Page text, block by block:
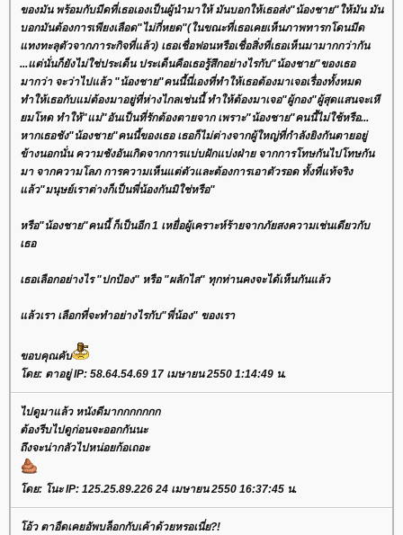
ของมัน พร้อมกับมีดที่เธอเองเป็นผู้นำมาให้ มันบอกให้เธอส่ง"น้องชาย"ให้มัน มัน
บอกมันต้องการเพียงเลือด"ไม่กี่หยด"(ในขณะที่เธอเคยเห็นภาพทารกโดนมีด
ทงทะลุตัวจากภาระกิจที่แล้ว) เธอเชื่อฟอนหรือเชื่อสิ่งที่เธอเห็นมามากกว่ากัน
...แต่นั่นก็ยังไม่ใช่ประเด็น ประเด็นคือเธอรู้สึกอย่างไรกับ"น้องชาย"ของเธอ
มากว่า จะว่าไปแล้ว "น้องชาย"คนนี้นี่เองที่ทำให้เธอต้องมาเจอเรื่องทั้งหมด
ทำให้เธอกับแม่ต้องมาอยู่ที่ห่างไกลเช่นนี้ ทำให้ต้องมาเจอ"ผู้กอง"ผู้สุดแสนจะเหี
มโหด ทำให้"แม่"อันเป็นที่รักต้องตายจาก เพราะ"น้องชาย"คนนี้ไม่ใช้หรือ...
หากเธอชัง"น้องชาย"คนนี้ของเธอ เธอก็ไม่ต่างจากผู้ใหญ่ที่กำลังยิงกันตายอยู่
ข้างนอกนั่น ความชังอันเกิดจากการแบ่บฝักแบ่งฝ่าย จากการโทษกันไปโทษกัน
มา จากความโลภ การความเห็นแต่ตัวและต้องการเอาตัวรอด ทั้งที่แท้จริง
ล้ว"มนุษย์เราต่างก็เป็นพี่น้องกันมิใช่หรือ"
หรือ"น้องชาย"คนนี้ ก็เป็นอีก 1 เหยื่อผู้เคราะห์ร้ายจากภัยสงความเช่นเดียวกับ
เธอ
เธอเลือกอย่างไร "ปกป้อง" หรือ "ผลักไส" ทุกท่านคงจะได้เห็นกันแล้ว
ล้วเรา เลือกที่จะทำอย่างไรกับ"พี่น้อง" ของเรา
ขอบคุณคับ
ดย: ตาอยู่ IP: 58.64.54.69 17 เมษายน 2550 1:14:49 น.
ไปดูมาแล้ว หนังดีมากกกกกกก
ต้องรีบไปดูก่อนจะออกกันนะ
ถึงจะน่ากลัวไปหน่อยก้อเถอะ
ดย: โนะ IP: 125.25.89.226 24 เมษายน 2550 16:37:45 น.
อ้ว ตาอืดเคยอัพบล็อกกับเค้าด้วยหรอเนี่ย?!